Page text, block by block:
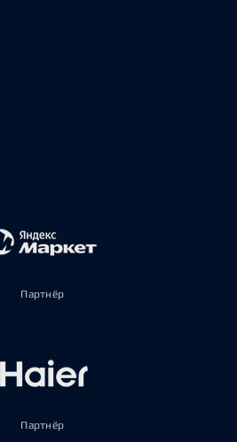
Партнёр
Партнёр